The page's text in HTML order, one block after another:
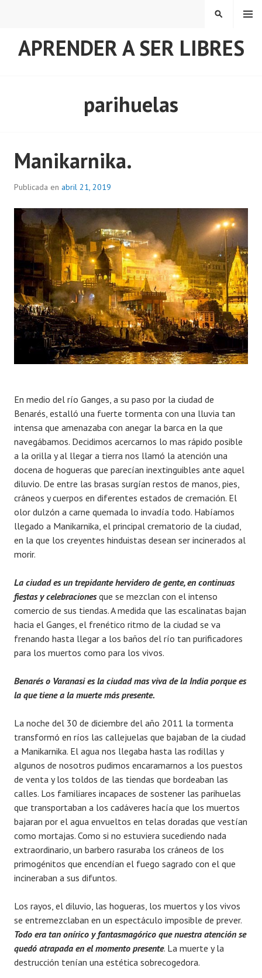
APRENDER A SER LIBRES
MENÚ
BUSCAR
parihuelas
Manikarnika.
Publicada en abril 21, 2019
En medio del río Ganges, a su paso por la ciudad de
Benarés, estalló una fuerte tormenta con una lluvia tan
intensa que amenazaba con anegar la barca en la que
navegábamos. Decidimos acercarnos lo mas rápido posible
a la orilla y al llegar a tierra nos llamó la atención una
docena de hogueras que parecían inextinguibles ante aquel
diluvio. De entre las brasas surgían restos de manos, pies,
cráneos y cuerpos en diferentes estados de cremación. El
olor dulzón a carne quemada lo invadía todo. Habíamos
llegado a Manikarnika, el principal crematorio de la ciudad,
en la que los creyentes hinduistas desean ser incinerados al
morir.
La ciudad es un trepidante hervidero de gente, en continuas
fiestas y celebracionesque se mezclan con el intenso
comercio de sus tiendas. A medida que las escalinatas bajan
hacia el Ganges, el frenético ritmo de la ciudad se va
frenando hasta llegar a los baños del río tan purificadores
para los muertos como para los vivos.
Benarés o Varanasi es la ciudad mas viva de la India porque es
la que tiene a la muerte más presente.
La noche del 30 de diciembre del año 2011 la tormenta
transformó en ríos las callejuelas que bajaban de la ciudad
a Manikarnika. El agua nos llegaba hasta las rodillas y
algunos de nosotros pudimos encaramarnos a los puestos
de venta y los toldos de las tiendas que bordeaban las
calles. Los familiares incapaces de sostener las parihuelas
que transportaban a los cadáveres hacía que los muertos
bajaran por el agua envueltos en telas doradas que vestían
como mortajas. Como si no estuviera sucediendo nada
extraordinario, un barbero rasuraba los cráneos de los
primogénitos que encendían el fuego sagrado con el que
incineraban a sus difuntos.
Los rayos, el diluvio, las hogueras, los muertos y los vivos
se entremezclaban en un espectáculo imposible de prever.
Todo era tan onírico y fantasmagórico que nuestra atención se
quedó atrapada en el momento presente. La muerte y la
destrucción tenían una estética sobrecogedora.